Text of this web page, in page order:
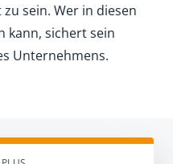
sein. Wer in diesen
kann, sichert sein
Unternehmens.